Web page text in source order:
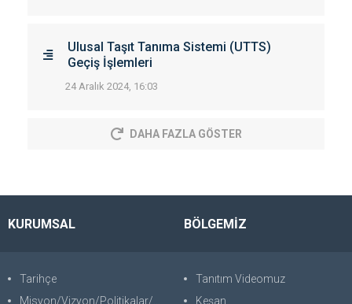
Ulusal Taşıt Tanıma Sistemi (UTTS)
Geçiş İşlemleri
24 Aralık 2024, 16:03
DAHA FAZLA GÖSTER
KURUMSAL
Tarihçe
Misyon/Vizyon/Politikalar/SWOT
BÖLGEMİZ
Tanıtım Videomuz
Keşan